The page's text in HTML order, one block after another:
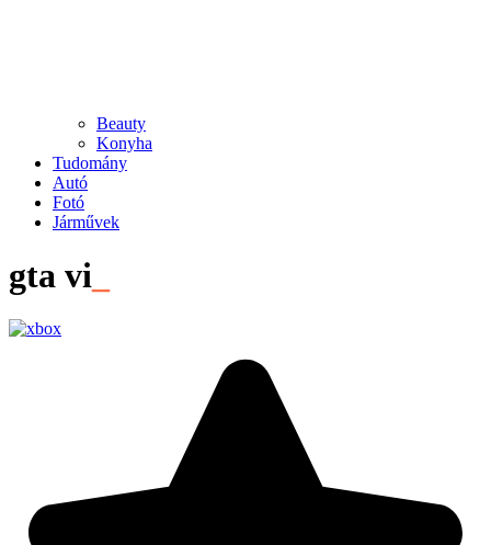
Beauty
Konyha
Tudomány
Autó
Fotó
Járművek
gta vi